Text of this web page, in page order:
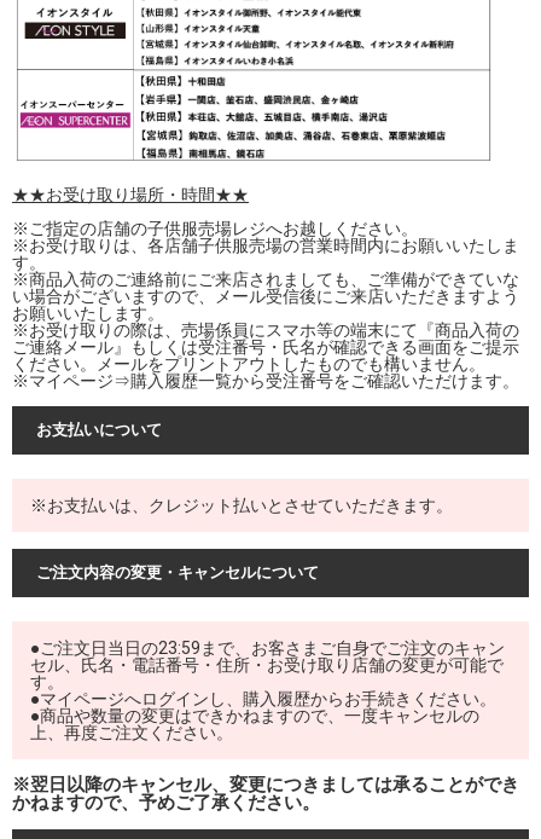
★★お受け取り場所・時間★★
※ご指定の店舗の子供服売場レジへお越しください。
※お受け取りは、各店舗子供服売場の営業時間内にお願いいたしま
す。
※商品入荷のご連絡前にご来店されましても、ご準備ができていな
い場合がございますので、メール受信後にご来店いただきますよう
お願いいたします。
※お受け取りの際は、売場係員にスマホ等の端末にて『商品入荷の
ご連絡メール』もしくは受注番号・氏名が確認できる画面をご提示
ください。メールをプリントアウトしたものでも構いません。
※マイページ⇒購入履歴一覧から受注番号をご確認いただけます。
お支払いについて
※お支払いは、クレジット払いとさせていただきます。
ご注文内容の変更・キャンセルについて
●ご注文日当日の23:59まで、お客さまご自身でご注文のキャン
セル、氏名・電話番号・住所・お受け取り店舗の変更が可能で
す。
●マイページへログインし、購入履歴からお手続きください。
●商品や数量の変更はできかねますので、一度キャンセルの
上、再度ご注文ください。
※翌日以降のキャンセル、変更につきましては承ることができ
かねますので、予めご了承ください。